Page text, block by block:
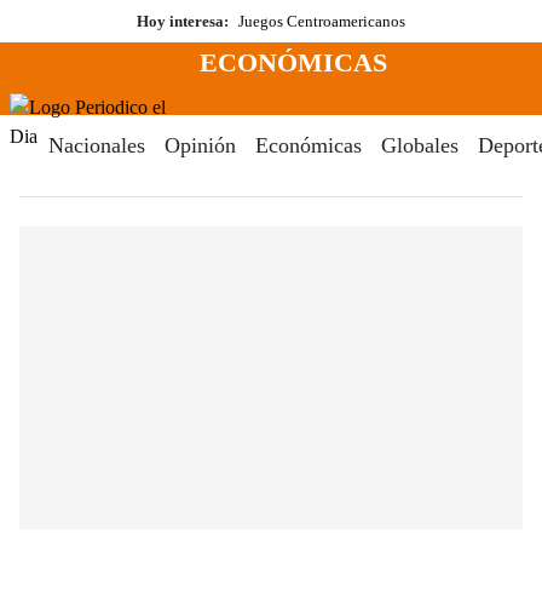
al
Hoy interesa: Juegos Centroamericanos
Menú
ECONÓMICAS
Nacionales Opinión Económicas Globales